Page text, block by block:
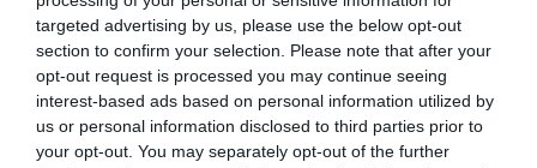
targeted advertising by us, please use the below opt-out
section to confirm your selection. Please note that after your
opt-out request is processed you may continue seeing
interest-based ads based on personal information utilized by
us or personal information disclosed to third parties prior to
your opt-out. You may separately opt-out of the further
Όταν τελικά του επετράπη να πλησιάσει,
δήλωσε ότι αντί να ελέγξουν σφυγμό ή να